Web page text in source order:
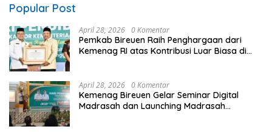
Popular Post
April 28, 2026 0 Komentar
Pemkab Bireuen Raih Penghargaan dari
Kemenag RI atas Kontribusi Luar Biasa di
April 28, 2026 0 Komentar
Kemenag Bireuen Gelar Seminar Digital
Madrasah dan Launching Madrasah